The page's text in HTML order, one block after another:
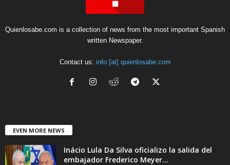
Quienlosabe.com is a collection of news from the most important Spanish
written Newspaper.
Contact us: info [at] quienlosabe.com
EVEN MORE NEWS
Inácio Lula Da Silva oficializo la salida del
embajador Frederico Meyer...